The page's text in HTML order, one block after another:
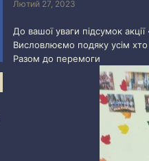
Лютий 27, 2023
До вашої уваги підсумок
Висловлюємо подяку усім хто
Разом до перемоги